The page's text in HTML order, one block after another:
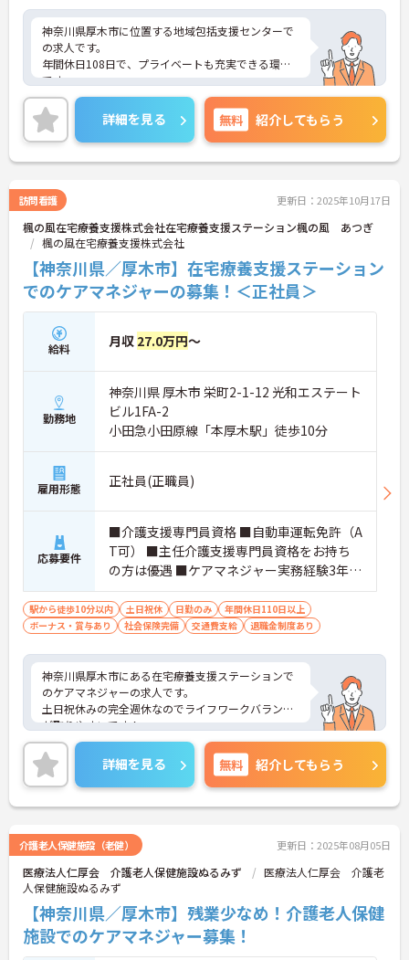
神奈川県厚木市に位置する地域包括支援センターで
の求人です。
年間休日108日で、プライベートも充実できる環境
です。
ご興味ある方には、面接のポイントなど、さらに詳
細をお話致しますのでお気軽にご相談ください。
詳細を見る 無料 紹介してもらう
訪問看護 更新日：2025年10月17日
楓の風在宅療養支援株式会社在宅療養支援ステーション楓の風 あつぎ
楓の風在宅療養支援株式会社
【神奈川県／厚木市】在宅療養支援ステーション
でのケアマネジャーの募集！＜正社員＞
給料 月収 27.0万円～
勤務地
神奈川県 厚木市 栄町2-1-12 光和エステート
ビル1FA-2
小田急小田原線「本厚木駅」徒歩10分
雇用形態 正社員(正職員)
応募要件
■介護支援専門員資格 ■自動車運転免許（A
T可） ■主任介護支援専門員資格をお持ち
の方は優遇 ■ケアマネジャー実務経験3年以
上
駅から徒歩10分以内 土日祝休 日勤のみ
年間休日110日以上
ボーナス・賞与あり
社会保険完備 交通費支給 退職金制度あり
神奈川県厚木市にある在宅療養支援ステーションで
のケアマネジャーの求人です。
土日祝休みの完全週休なのでライフワークバランス
が取りやすいです！
電動アシスト自転車・車貸与があるので、仕事中の
ストレスも軽減できます☆
ご興味のある方には、面接対策ポイントなど、さら
に詳細をご案内しますのでお気軽にご相談くださ
い！
詳細を見る 無料 紹介してもらう
介護老人保健施設（老健） 更新日：2025年08月05日
医療法人仁厚会 介護老人保健施設ぬるみず
医療法人仁厚会 介護老
人保健施設ぬるみず
【神奈川県／厚木市】残業少なめ！介護老人保健
施設でのケアマネジャー募集！